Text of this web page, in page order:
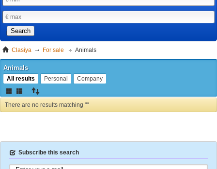
Search
Clasiya For sale Animals
Animals
All results Personal Company
There are no results matching ""
Subscribe this search